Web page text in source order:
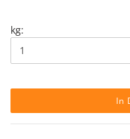
kg:
In